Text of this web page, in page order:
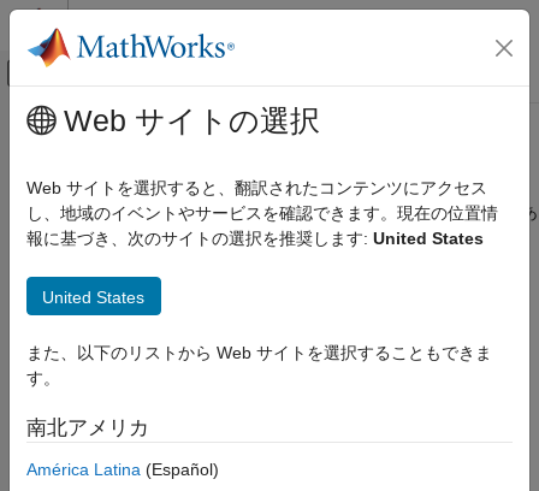
コンテンツへスキップ
オフキャンバス ナビゲーション メ
ドキュメンテーションのホーム
シミュレーション
シミュレーション結果の表示と解析
getSignalIDByIndex
構文
例
メインコンテンツ
getSignalIDByIndex
Simulink.sdi.Runオブジェクト内の指定されたインデックスにあ
る信号の信号 ID を取得
ページ内をすべて折りたたむ
構文
sigID = getSignalIDByIndex(runObj,idx)
説明
sigID = getSignalIDByIndex(
の信号 IDsigIDを返します。
Web サイトの選択
Web サイトを選択すると、翻訳されたコンテンツにアクセス
し、地域のイベントやサービスを確認できます。現在の位置情
報に基づき、次のサイトの選択を推奨します: United States
United States
また、以下のリストから Web サイトを選択することもできま
す。
南北アメリカ
América Latina (Español)